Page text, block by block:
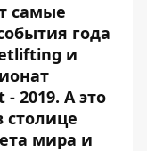
самые
года
и
2019. А это
столице
мира и